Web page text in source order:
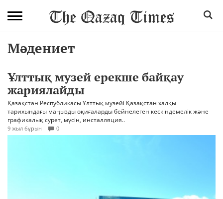
Мәдениет
Ұлттық музей ерекше байқау
жариялайды
Қазақстан Республикасы Ұлттық музейі Қазақстан халқы
тарихындағы маңызды оқиғаларды бейнелеген кескіндемелік және
графикалық сурет, мүсін, инсталляция..
9 жыл бұрын 0